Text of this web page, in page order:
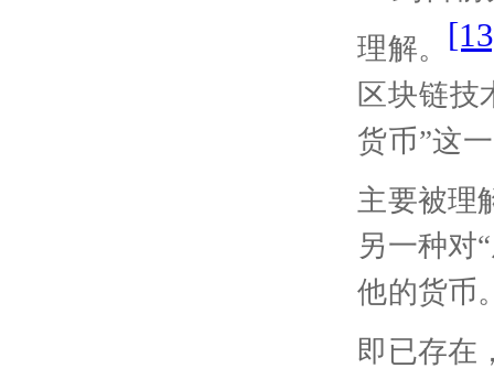
理解。
区块链技
货币”这
主要被理
另一种对“
他的货币
即已存在